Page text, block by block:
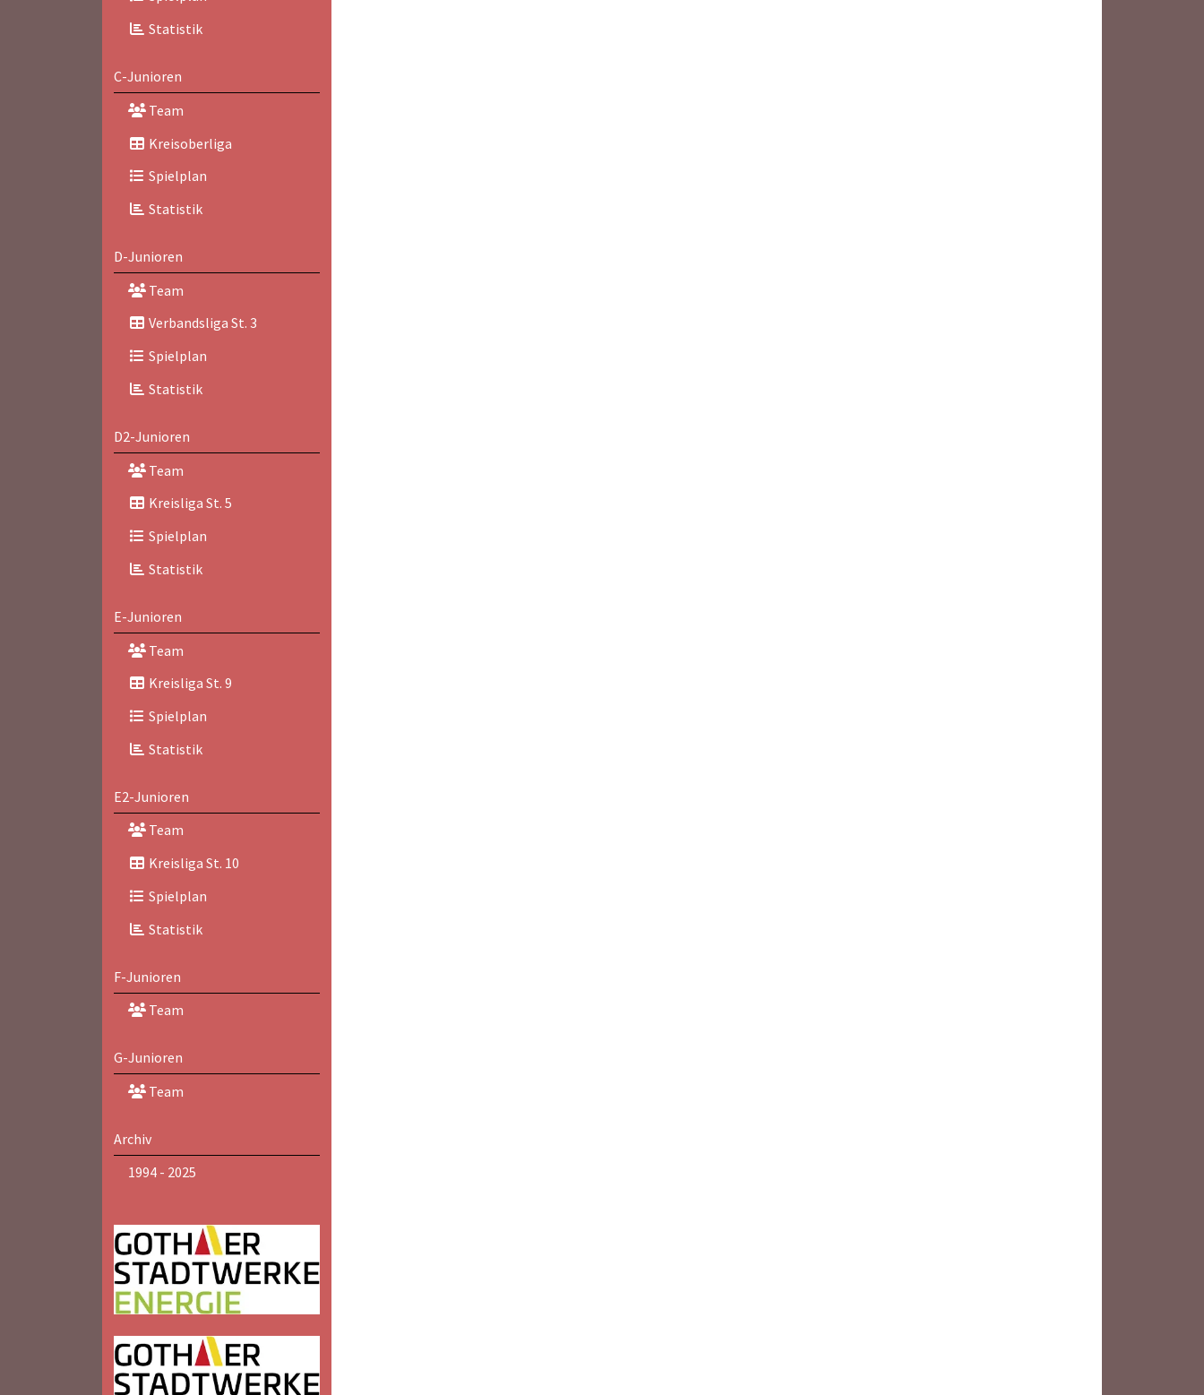
Statistik
C-Junioren
Team
Kreisoberliga
Spielplan
Statistik
D-Junioren
Team
Verbandsliga St. 3
Spielplan
Statistik
D2-Junioren
Team
Kreisliga St. 5
Spielplan
Statistik
E-Junioren
Team
Kreisliga St. 9
Spielplan
Statistik
E2-Junioren
Team
Kreisliga St. 10
Spielplan
Statistik
F-Junioren
Team
G-Junioren
Team
Archiv
1994 - 2025